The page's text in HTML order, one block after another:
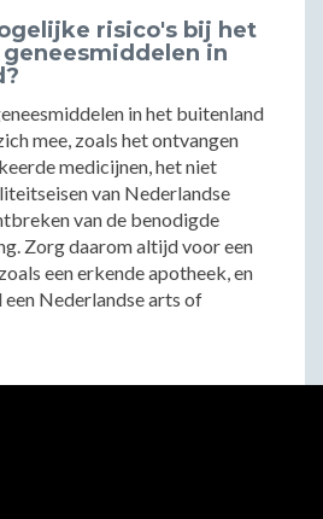
risico's bij het
geneesmiddelen in
in het buitenland
mee, zoals het ontvangen
medicijnen, het niet
van Nederlandse
van de benodigde
Zorg daarom altijd voor een
een erkende apotheek, en
Nederlandse arts of